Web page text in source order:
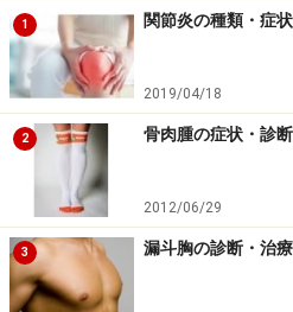
●鎮痛薬
ボルタレン、ロキソニンなど
（NSAIDと省略されます）を
・ボルタレン……1錠15.3円で1
は胃部不快感、浮腫、発疹、
生不良性貧血、皮膚粘膜眼症
ーゼ、重症喘息発作（アスピ
1 関節炎の種類・症
2019/04/18
2 骨肉腫の症状・診
2012/06/29
3 漏斗胸の診断・治療